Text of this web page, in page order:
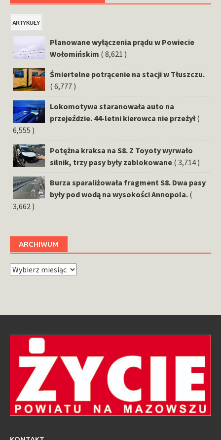
ARTYKUŁY
Planowane wyłączenia prądu w Powiecie
Wołomińskim ( 8,621 )
Śmiertelne potrącenie na stacji w Tłuszczu.
( 6,777 )
Lokomotywa staranowała auto na
przejeździe. 44-letni kierowca nie przeżył (
6,555 )
Potężna kraksa na S8. Z Toyoty wyrwało
silnik, trzy pasy były zablokowane ( 3,714 )
Burza sparaliżowała fragment S8. Dwa pasy
były pod wodą na wysokości Annopola. (
3,662 )
ARCHIWUM
Archiwum